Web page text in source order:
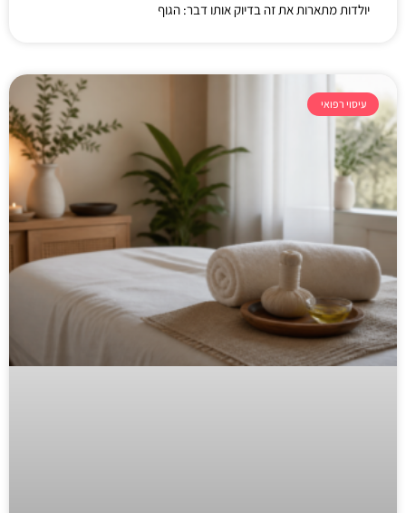
יולדות מתארות את זה בדיוק אותו דבר: הגוף
עיסוי רפואי